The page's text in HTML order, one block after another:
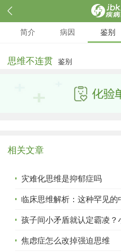
简介 病因 鉴别
思维不连贯 鉴别
相关文章
灾难化思维是抑郁症吗
临床思维解析：这种罕见的
孩子间小矛盾就认定霸凌？
焦虑症怎么改掉强迫思维